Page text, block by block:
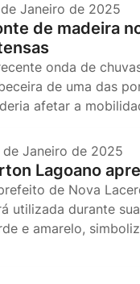
de Janeiro de 2025
de madeira
onda de
de uma das
afetar a
de Janeiro de 2025
Lagoano
de Nova
utilizada durante
e amarelo,